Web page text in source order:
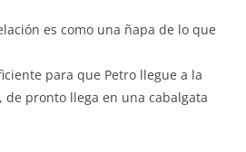
es como una ñapa de lo que
para que Petro llegue a la
pronto llega en una cabalgata